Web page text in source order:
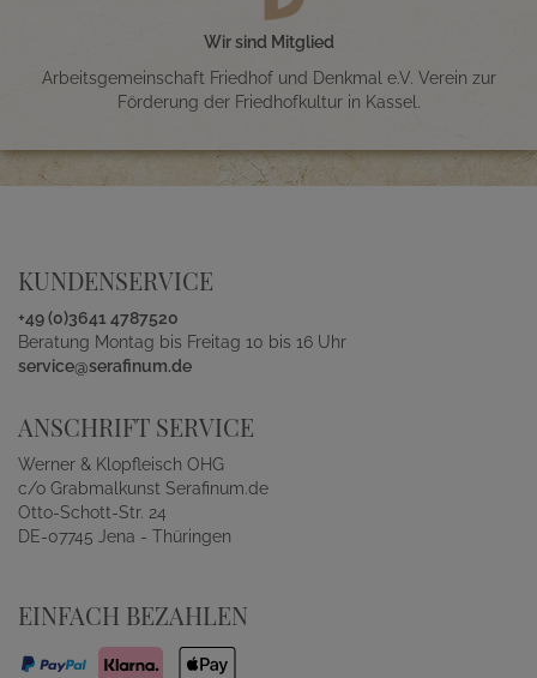
Wir sind Mitglied
Arbeitsgemeinschaft Friedhof und Denkmal e.V. Verein zur
Förderung der Friedhofkultur in Kassel.
KUNDENSERVICE
+49 (0)3641 4787520
Beratung Montag bis Freitag 10 bis 16 Uhr
service@serafinum.de
ANSCHRIFT SERVICE
Werner & Klopfleisch OHG
c/o Grabmalkunst Serafinum.de
Otto-Schott-Str. 24
DE-07745 Jena - Thüringen
EINFACH BEZAHLEN